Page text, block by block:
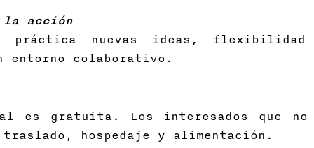
acción
nuevas ideas, flexibilidad
entorno colaborativo.
gratuita. Los interesados que no
hospedaje y alimentación.